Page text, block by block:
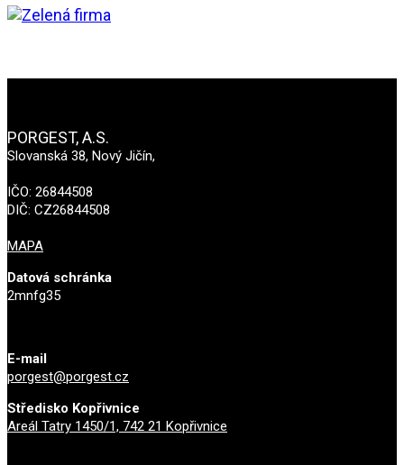
PORGEST, A.S.
Slovanská 38, Nový Jičín,
IČO: 26844508
DIČ: CZ26844508
MAPA
Datová schránka
2mnfg35
E-mail
porgest@porgest.cz
Středisko Kopřivnice
Areál Tatry 1450/1, 742 21 Kopřivnice